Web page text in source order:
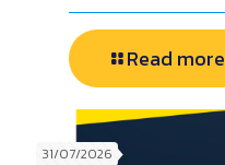
Read more
31/07/2026